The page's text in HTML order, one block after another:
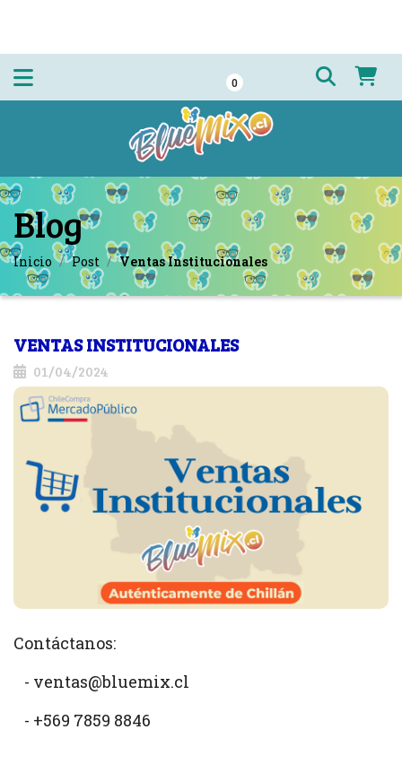
0
Blog
Inicio Post Ventas Institucionales
VENTAS INSTITUCIONALES
01/04/2024
Contáctanos:
- ventas@bluemix.cl
- +569 7859 8846